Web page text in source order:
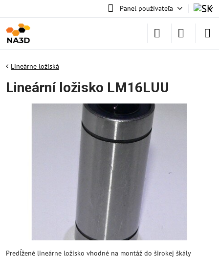
Panel používateľa
Lineárne ložiská
Lineární ložisko LM16LUU
Predĺžené lineárne ložisko vhodné na montáž do širokej škály